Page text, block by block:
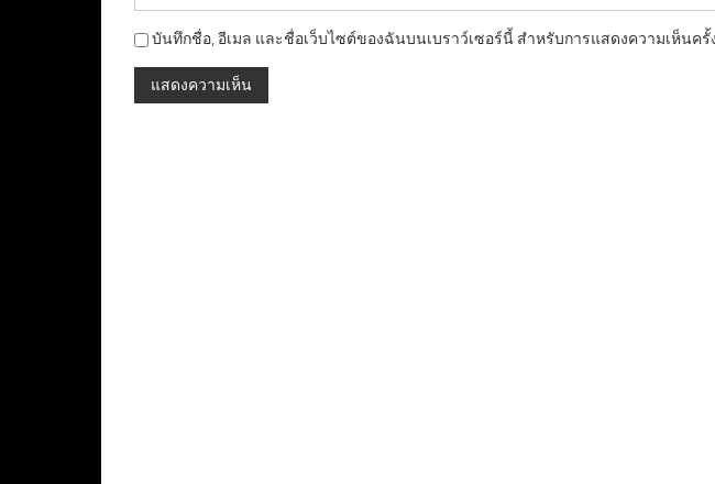
บันทึกชื่อ, อีเมล และชื่อเว็บไซต์ของฉันบนเบราว์เซอร์นี้ สำหรับการแสดงความเห็นครั้